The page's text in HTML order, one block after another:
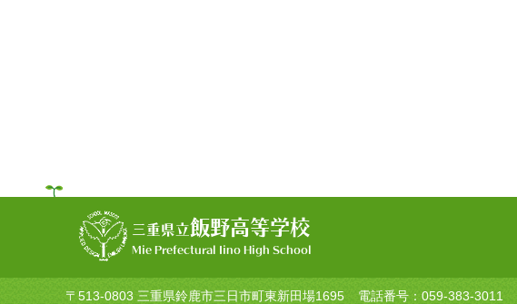
三重県立飯野高等学校
Mie Prefectural Iino High School
〒513-0803 三重県鈴鹿市三日市町東新田場1695 電話番号： 059-383-3011